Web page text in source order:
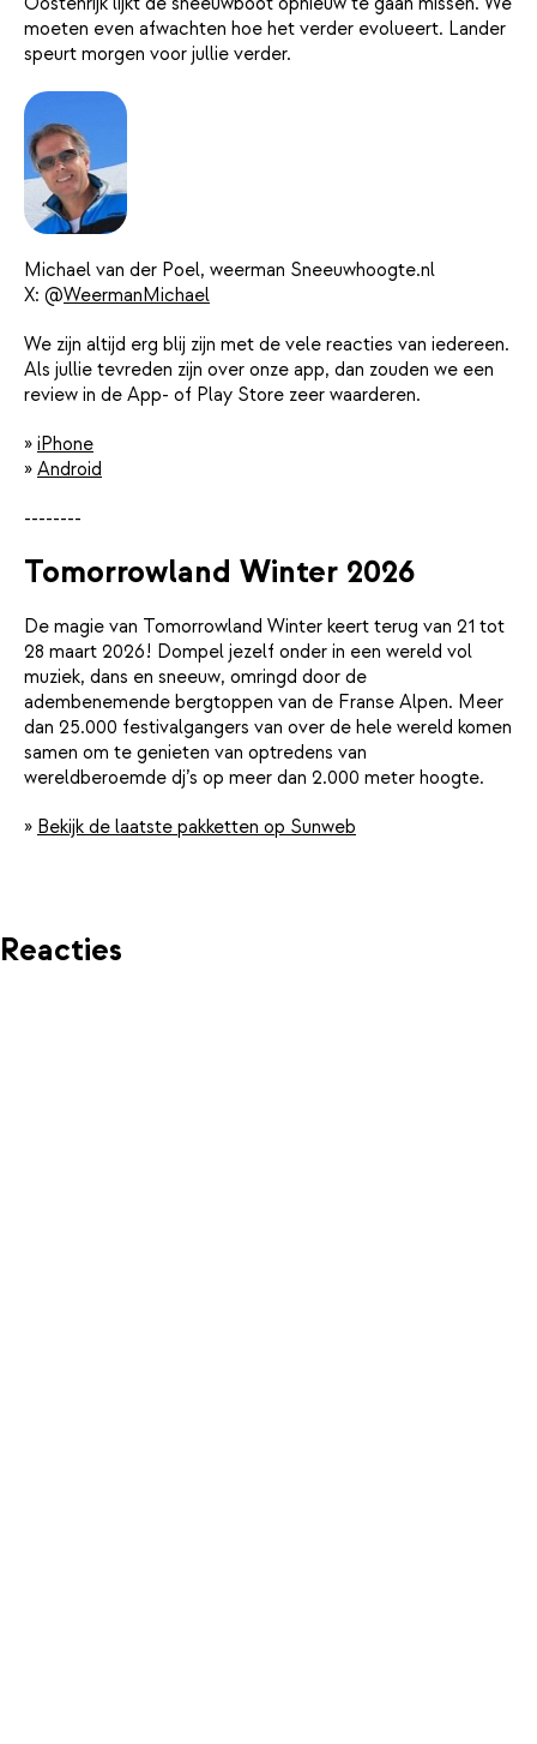
moeten even afwachten hoe het verder evolueert. Lander
speurt morgen voor jullie verder.
Michael van der Poel, weerman Sneeuwhoogte.nl
X: @WeermanMichael
We zijn altijd erg blij zijn met de vele reacties van iedereen.
Als jullie tevreden zijn over onze app, dan zouden we een
review in de App- of Play Store zeer waarderen.
» iPhone
» Android
--------
Tomorrowland Winter 2026
De magie van Tomorrowland Winter keert terug van 21 tot
28 maart 2026! Dompel jezelf onder in een wereld vol
muziek, dans en sneeuw, omringd door de
adembenemende bergtoppen van de Franse Alpen. Meer
dan 25.000 festivalgangers van over de hele wereld komen
samen om te genieten van optredens van
wereldberoemde dj’s op meer dan 2.000 meter hoogte.
» Bekijk de laatste pakketten op Sunweb
Reacties